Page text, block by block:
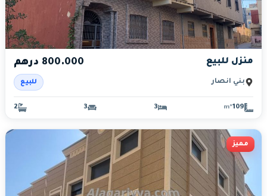
منزل للبيع 800.000 درهم
بني أنصار للبيع
109
m²
3
3
2
مميز